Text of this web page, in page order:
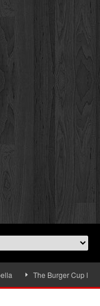
The Burger Cup llega